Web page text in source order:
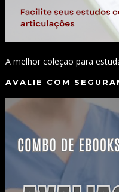
A melhor coleção para
AVALIE COM